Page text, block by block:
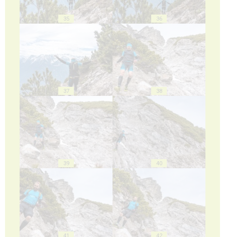
35 36
37 38
39 40
41 42